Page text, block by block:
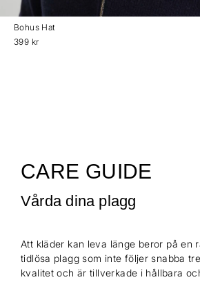
Bohus Hat
399 kr
CARE GUIDE
Vårda dina plagg
Att kläder kan leva länge beror på en
tidlösa plagg som inte följer snabba
kvalitet och är tillverkade i hållbara